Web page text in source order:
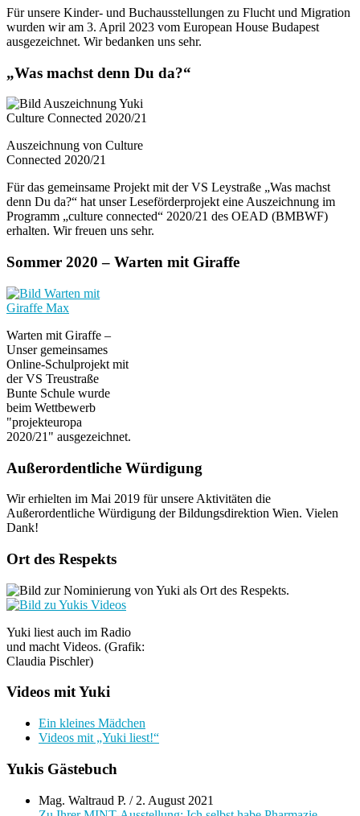
Für unsere Kinder- und Buchausstellungen zu Flucht und Migration
wurden wir am 3. April 2023 vom European House Budapest
ausgezeichnet. Wir bedanken uns sehr.
„Was machst denn Du da?“
Auszeichnung von Culture
Connected 2020/21
Für das gemeinsame Projekt mit der VS Leystraße „Was machst
denn Du da?“ hat unser Leseförderprojekt eine Auszeichnung im
Programm „culture connected“ 2020/21 des OEAD (BMBWF)
erhalten. Wir freuen uns sehr.
Sommer 2020 – Warten mit Giraffe
Warten mit Giraffe –
Unser gemeinsames
Online-Schulprojekt mit
der VS Treustraße
Bunte Schule wurde
beim Wettbewerb
"projekteuropa
2020/21" ausgezeichnet.
Außerordentliche Würdigung
Wir erhielten im Mai 2019 für unsere Aktivitäten die
Außerordentliche Würdigung der Bildungsdirektion Wien. Vielen
Dank!
Ort des Respekts
Yuki liest auch im Radio
und macht Videos. (Grafik:
Claudia Pischler)
Videos mit Yuki
Ein kleines Mädchen
Videos mit „Yuki liest!“
Yukis Gästebuch
Mag. Waltraud P. / 2. August 2021